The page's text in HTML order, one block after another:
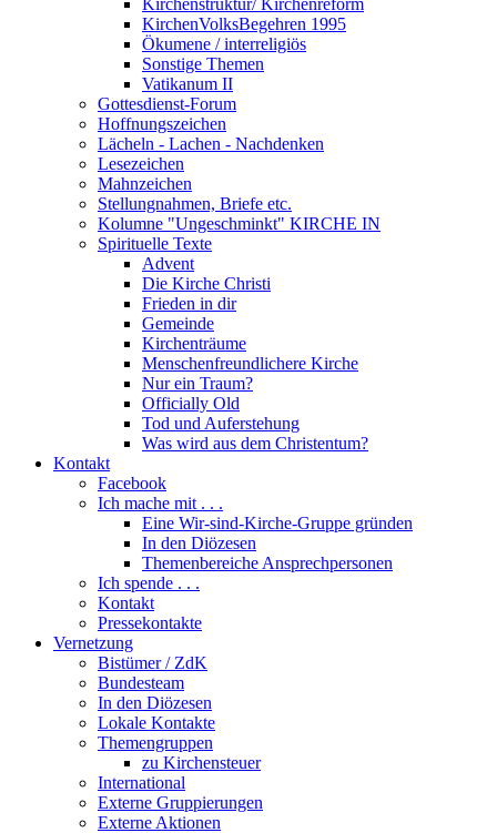
Kirchenstruktur/ Kirchenreform
KirchenVolksBegehren 1995
Ökumene / interreligiös
Sonstige Themen
Vatikanum II
Gottesdienst-Forum
Hoffnungszeichen
Lächeln - Lachen - Nachdenken
Lesezeichen
Mahnzeichen
Stellungnahmen, Briefe etc.
Kolumne "Ungeschminkt" KIRCHE IN
Spirituelle Texte
Advent
Die Kirche Christi
Frieden in dir
Gemeinde
Kirchenträume
Menschenfreundlichere Kirche
Nur ein Traum?
Officially Old
Tod und Auferstehung
Was wird aus dem Christentum?
Kontakt
Facebook
Ich mache mit . . .
Eine Wir-sind-Kirche-Gruppe gründen
In den Diözesen
Themenbereiche Ansprechpersonen
Ich spende . . .
Kontakt
Pressekontakte
Vernetzung
Bistümer / ZdK
Bundesteam
In den Diözesen
Lokale Kontakte
Themengruppen
zu Kirchensteuer
International
Externe Gruppierungen
Externe Aktionen